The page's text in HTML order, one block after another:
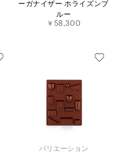
ーガナイザー ホライズンブ
ルー
￥58,300
バリエーション